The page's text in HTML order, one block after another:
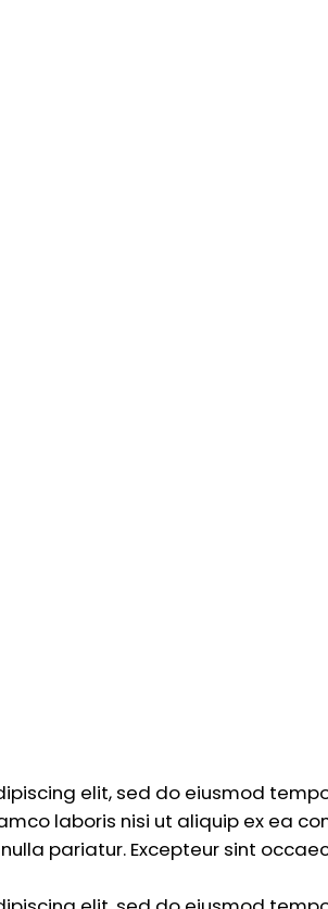
elit, sed do eiusmod
laboris nisi ut aliquip ex ea
pariatur. Excepteur sint